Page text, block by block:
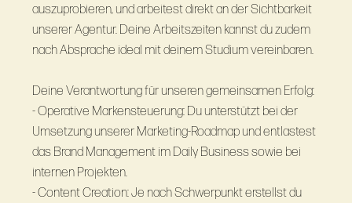
auszuprobieren, und arbeitest direkt an der Sichtbarkeit
unserer Agentur. Deine Arbeitszeiten kannst du zudem
nach Absprache ideal mit deinem Studium vereinbaren.
Deine Verantwortung für unseren gemeinsamen Erfolg:
- Operative Markensteuerung: Du unterstützt bei der
Umsetzung unserer Marketing-Roadmap und entlastest
das Brand Management im Daily Business sowie bei
internen Projekten.
- Content Creation: Je nach Schwerpunkt erstellst du